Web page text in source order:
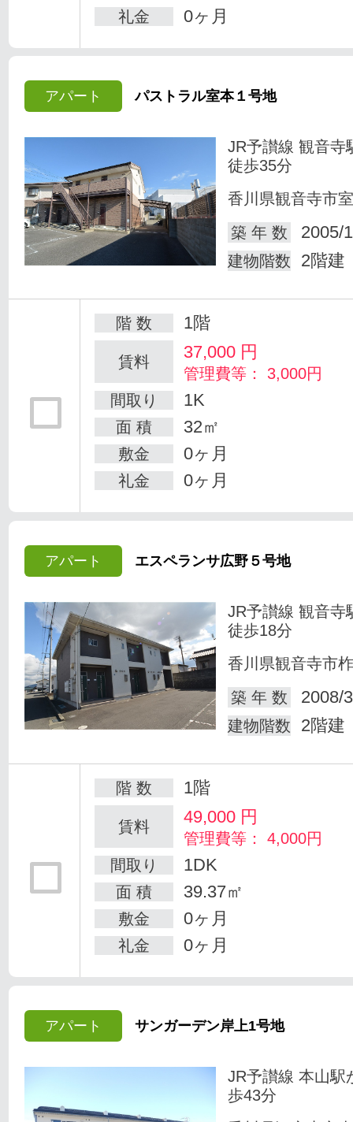
礼金 0ヶ月
アパート パストラル室本１号地
JR予讃線 観音寺
徒歩35分
香川県観音寺市
築 年 数
2005/
建物階数 2階建
階 数 1階
賃料 37,000 円
管理費等： 3,000円
間取り
1K
面 積 32㎡
敷金 0ヶ月
礼金 0ヶ月
アパート エスペランサ広野５号地
JR予讃線 観音寺
徒歩18分
香川県観音寺市
築 年 数
2008/
建物階数 2階建
階 数 1階
賃料 49,000 円
管理費等： 4,000円
間取り
1DK
面 積 39.37㎡
敷金 0ヶ月
礼金 0ヶ月
アパート サンガーデン岸上1号地
JR予讃線 本山駅
歩43分